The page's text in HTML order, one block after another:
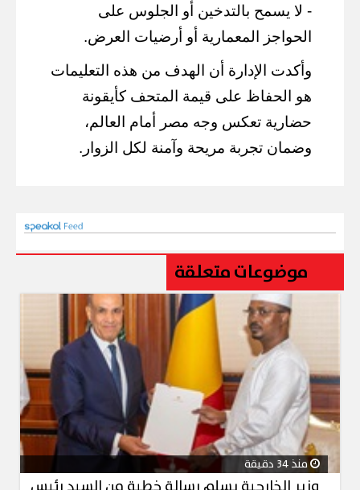
- لا يسمح بالتدخين أو الجلوس على
الحواجز المعمارية أو أرضيات العرض.
وأكدت الإدارة أن الهدف من هذه التعليمات
هو الحفاظ على قيمة المتحف كأيقونة
حضارية تعكس وجه مصر أمام العالم،
وضمان تجربة مريحة وآمنة لكل الزوار.
موضوعات متعلقة
منذ 34 دقيقة